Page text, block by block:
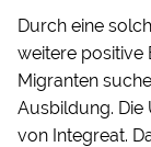
Durch eine
weitere positive
Migranten
Ausbildung. Die
von Integreat.